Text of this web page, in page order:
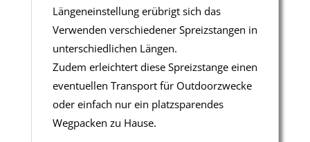
Längeneinstellung erübrigt sich das
Verwenden verschiedener Spreizstangen in
unterschiedlichen Längen.
Zudem erleichtert diese Spreizstange einen
eventuellen Transport für Outdoorzwecke
oder einfach nur ein platzsparendes
Wegpacken zu Hause.